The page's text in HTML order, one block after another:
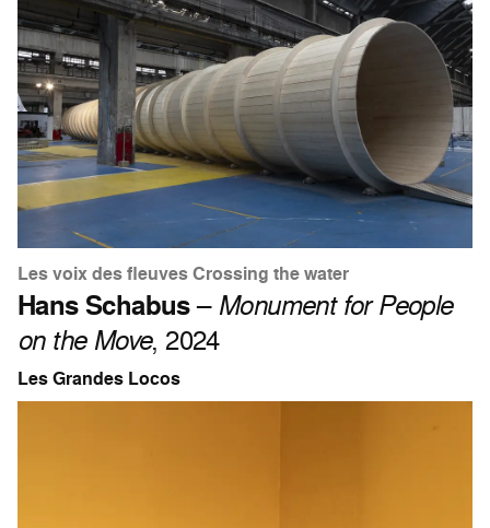
Les voix des fleuves Crossing the water
Hans Schabus– Monument for People
on the Move, 2024
Les Grandes Locos